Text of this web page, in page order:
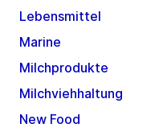
Lebensmittel
Marine
Milchprodukte
Milchviehhaltung
New Food